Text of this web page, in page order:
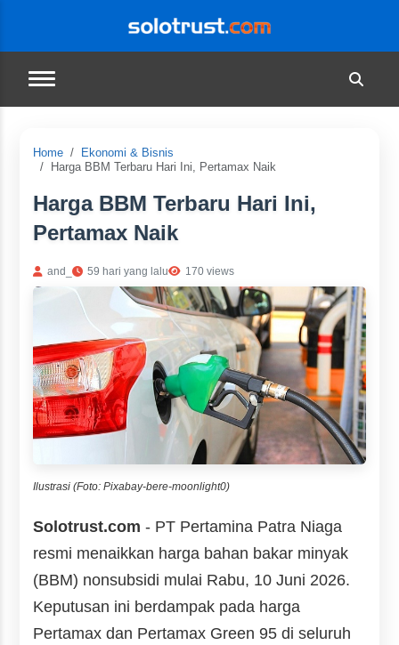
Home
Ekonomi & Bisnis
Harga BBM Terbaru Hari Ini, Pertamax Naik
Harga BBM Terbaru Hari Ini,
Pertamax Naik
and_ 59 hari yang lalu 170 views
Ilustrasi (Foto: Pixabay-bere-moonlight0)
Solotrust.com - PT Pertamina Patra Niaga
resmi menaikkan harga bahan bakar minyak
(BBM) nonsubsidi mulai Rabu, 10 Juni 2026.
Keputusan ini berdampak pada harga
Pertamax dan Pertamax Green 95 di seluruh